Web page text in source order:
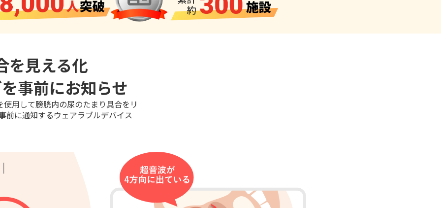
を見える化
事前にお知らせ
用して膀胱内の尿のたまり具合をリ
前に通知するウェアラブルデバイス